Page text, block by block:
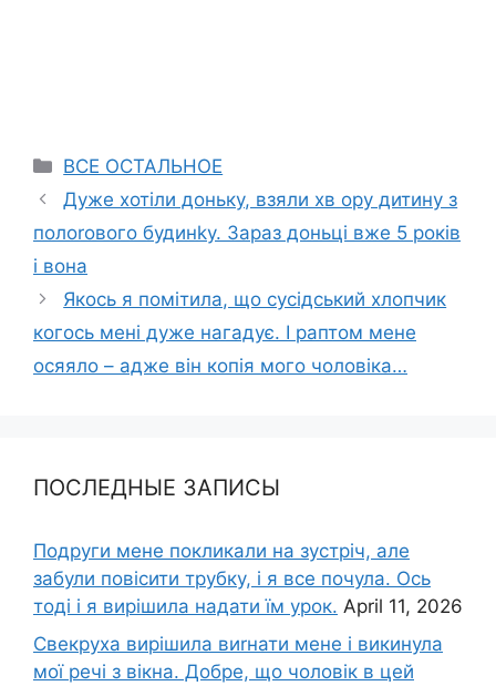
Categories
ВСЕ ОСТАЛЬНОЕ
Дуже хотіли доньку, взяли хв ору дитину з
полоrового будинkу. Зараз доньці вже 5 років
і вона
Якось я помітила, що сусідський хлопчик
когось мені дуже нагадує. І раптом мене
осяяло – адже він копія мого чоловіка…
ПОСЛЕДНЫЕ ЗАПИСЫ
Подруги мене покликали на зустріч, але
забули повісити трубку, і я все почула. Ось
тоді і я вирішила надати їм урок. April 11, 2026
Свекруха вирішила виrнати мене і викинула
мої речі з вікна. Добре, що чоловік в цей